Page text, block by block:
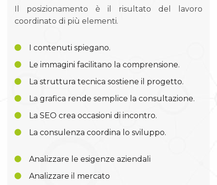
Il posizionamento è il risultato del lavoro
coordinato di più elementi.
I contenuti spiegano.
Le immagini facilitano la comprensione.
La struttura tecnica sostiene il progetto.
La grafica rende semplice la consultazione.
La SEO crea occasioni di incontro.
La consulenza coordina lo sviluppo.
Analizzare le esigenze aziendali
Analizzare il mercato